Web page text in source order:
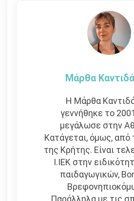
Μάρθα
Η Μάρθα
γεννήθηκε το
μεγάλωσε στην
Κατάγεται, όμως, από
της Κρήτης. Είναι
Ι.ΙΕΚ στην
παιδαγωγικών,
Παράλληλα με τις